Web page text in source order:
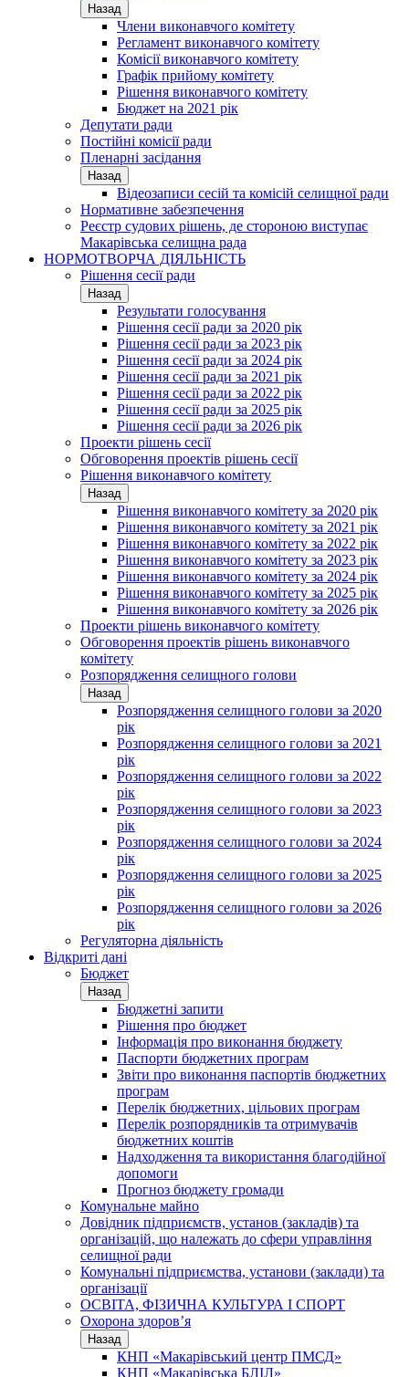
Назад
Члени виконавчого комітету
Регламент виконавчого комітету
Комісії виконавчого комітету
Графік прийому комітету
Рішення виконавчого комітету
Бюджет на 2021 рік
Депутати ради
Постійні комісії ради
Пленарні засідання
Назад
Відеозаписи сесій та комісій селищної ради
Нормативне забезпечення
Реєстр судових рішень, де стороною виступає
Макарівська селищна рада
НОРМОТВОРЧА ДІЯЛЬНІСТЬ
Рішення сесії ради
Назад
Результати голосування
Рішення сесії ради за 2020 рік
Рішення сесії ради за 2023 рік
Рішення сесії ради за 2024 рік
Рішення сесії ради за 2021 рік
Рішення сесії ради за 2022 рік
Рішення сесії ради за 2025 рік
Рішення сесії ради за 2026 рік
Проекти рішень сесії
Обговорення проектів рішень сесії
Рішення виконавчого комітету
Назад
Рішення виконавчого комітету за 2020 рік
Рішення виконавчого комітету за 2021 рік
Рішення виконавчого комітету за 2022 рік
Рішення виконавчого комітету за 2023 рік
Рішення виконавчого комітету за 2024 рік
Рішення виконавчого комітету за 2025 рік
Рішення виконавчого комітету за 2026 рік
Проекти рішень виконавчого комітету
Обговорення проектів рішень виконавчого
комітету
Розпорядження селищного голови
Назад
Розпорядження селищного голови за 2020
рік
Розпорядження селищного голови за 2021
рік
Розпорядження селищного голови за 2022
рік
Розпорядження селищного голови за 2023
рік
Розпорядження селищного голови за 2024
рік
Розпорядження селищного голови за 2025
рік
Розпорядження селищного голови за 2026
рік
Регуляторна діяльність
Відкриті дані
Бюджет
Назад
Бюджетні запити
Рішення про бюджет
Інформація про виконання бюджету
Паспорти бюджетних програм
Звіти про виконання паспортів бюджетних
програм
Перелік бюджетних, цільових програм
Перелік розпорядників та отримувачів
бюджетних коштів
Надходження та використання благодійної
допомоги
Прогноз бюджету громади
Комунальне майно
Довідник підприємств, установ (закладів) та
організацій, що належать до сфери управління
селищної ради
Комунальні підприємства, установи (заклади) та
організації
ОСВІТА, ФІЗИЧНА КУЛЬТУРА І СПОРТ
Охорона здоров’я
Назад
КНП «Макарівський центр ПМСД»
КНП «Макарівська БЛІЛ»